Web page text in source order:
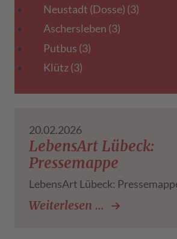
Neustadt (Dosse) (3)
Aschersleben (3)
Putbus (3)
Klütz(3)
20.02.2026
LebensArt Lübeck:
Pressemappe
LebensArt Lübeck:
Weiterlesen … LebensArt